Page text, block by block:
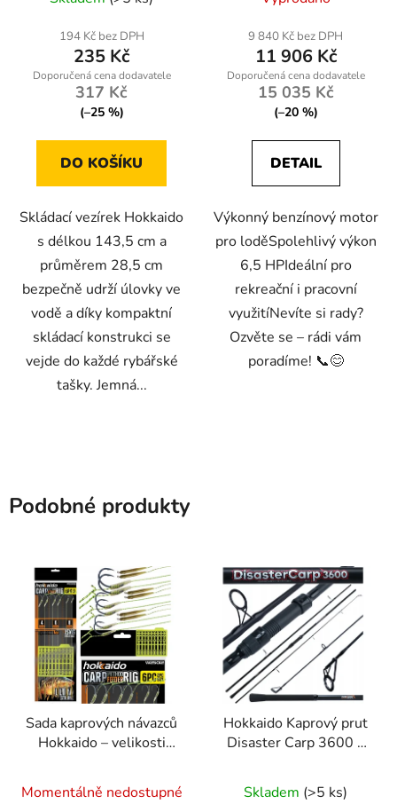
hodnocení
produktu
je
5,0
z
hvězdiček.
194 Kč bez DPH
235 Kč
317 Kč
(–25 %)
DO KOŠÍKU
Skládací vezírek Hokkaido
s délkou 143,5 cm a
průměrem 28,5 cm
bezpečně udrží úlovky ve
vodě a díky kompaktní
skládací konstrukci se
vejde do každé rybářské
tašky. Jemná...
9 840 Kč bez DPH
11 906 Kč
15 035 Kč
(–20 %)
DETAIL
Výkonný benzínový motor
pro loděSpolehlivý výkon
6,5 HPIdeální pro
rekreační i pracovní
využitíNevíte si rady?
Ozvěte se – rádi vám
poradíme! 📞😊
Podobné produkty
Sada kaprových návazců
Hokkaido – velikosti
Momentálně nedostupné
Hokkaido Kaprový prut
Disaster Carp 3600 –
Skladem (>5 ks)